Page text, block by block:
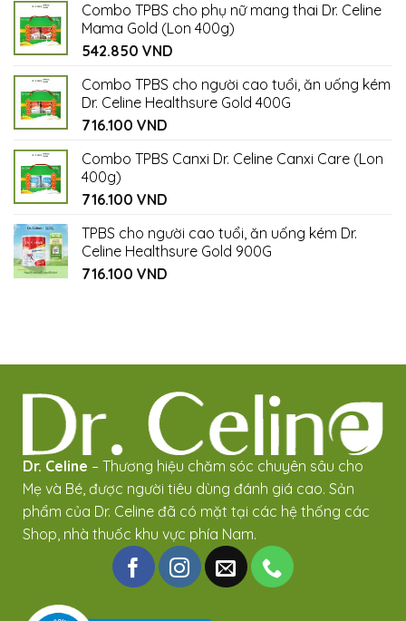
Combo TPBS cho phụ nữ mang thai Dr. Celine
Mama Gold (Lon 400g)
542.850 VND
Combo TPBS cho người cao tuổi, ăn uống kém
Dr. Celine Healthsure Gold 400G
716.100 VND
Combo TPBS Canxi Dr. Celine Canxi Care (Lon
400g)
716.100 VND
TPBS cho người cao tuổi, ăn uống kém Dr.
Celine Healthsure Gold 900G
716.100 VND
Dr. Celine – Thương hiệu chăm sóc chuyên sâu cho
Mẹ và Bé, được người tiêu dùng đánh giá cao. Sản
phẩm của Dr. Celine đã có mặt tại các hệ thống các
Shop, nhà thuốc khu vực phía Nam.